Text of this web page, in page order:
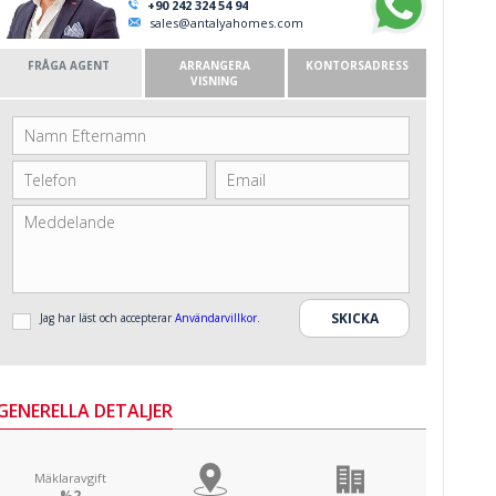
+90 242 324 54 94
sales@antalyahomes.com
FRÅGA AGENT
ARRANGERA
VISNING
KONTORSADRESS
Jag har läst och accepterar Användarvillkor.
DETALJER
Mäklaravgift